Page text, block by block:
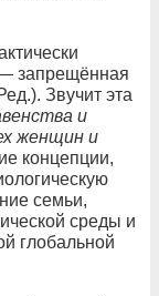
запрещённая
Звучит эта
и
женщин и
концепции,
семьи,
среды и
глобальной